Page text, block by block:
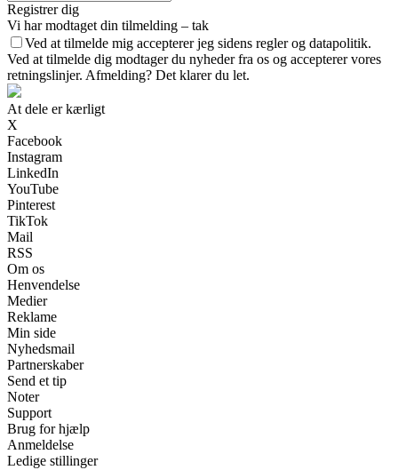
Registrer dig
Vi har modtaget din tilmelding – tak
Ved at tilmelde mig accepterer jeg sidens regler og datapolitik.
Ved at tilmelde dig modtager du nyheder fra os og accepterer vores
retningslinjer. Afmelding? Det klarer du let.
At dele er kærligt
X
Facebook
Instagram
LinkedIn
YouTube
Pinterest
TikTok
Mail
RSS
Om os
Henvendelse
Medier
Reklame
Min side
Nyhedsmail
Partnerskaber
Send et tip
Noter
Support
Brug for hjælp
Anmeldelse
Ledige stillinger